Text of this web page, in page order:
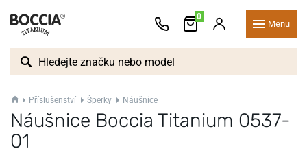
0
Menu
Příslušenství Šperky Náušnice
Náušnice Boccia Titanium 0537-
01